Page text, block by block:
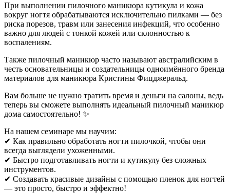
При выполнении пилочного маникюра кутикула и кожа
вокруг ногтя обрабатываются исключительно пилками — без
риска порезов, травм или занесения инфекций, что особенно
важно для людей с тонкой кожей или склонностью к
воспалениям.
Также пилочный маникюр часто называют австралийским в
честь основательницы и создательницы одноимённого бренда
материалов для маникюра Кристины Фицджеральд.
Вам больше не нужно тратить время и деньги на салоны, ведь
теперь вы сможете выполнять идеальный пилочный маникюр
дома самостоятельно! ✨
На нашем семинаре мы научим:
✔ Как правильно обработать ногти пилочкой, чтобы они
всегда выглядели ухоженными.
✔ Быстро подготавливать ногти и кутикулу без сложных
инструментов.
✔ Создавать красивые дизайны с помощью пленок для ногтей
— это просто, быстро и эффектно!